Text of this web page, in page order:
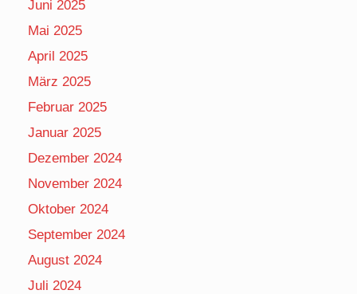
Juni 2025
Mai 2025
April 2025
März 2025
Februar 2025
Januar 2025
Dezember 2024
November 2024
Oktober 2024
September 2024
August 2024
Juli 2024